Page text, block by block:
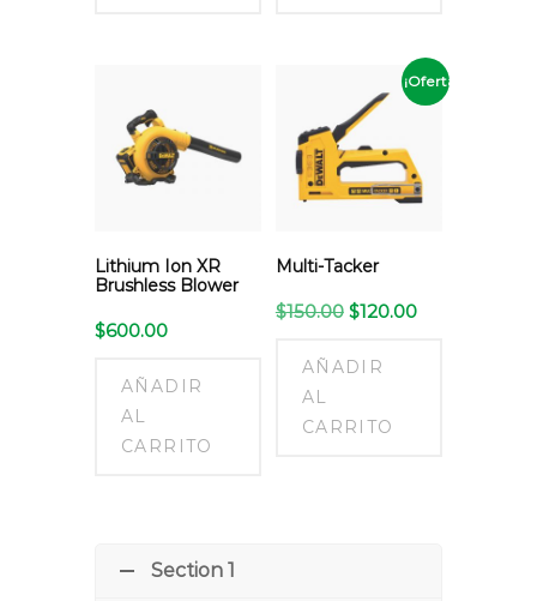
Lithium Ion XR
Brushless Blower
$600.00
AÑADIR
AL
CARRITO
¡Oferta!
Multi-Tacker
$150.00 El
era:
$120.00El
AÑADIR
AL
CARRITO
Section 1